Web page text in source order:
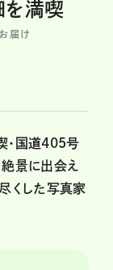
を満喫
届け
・国道405号
絶景に出会え
くした写真家